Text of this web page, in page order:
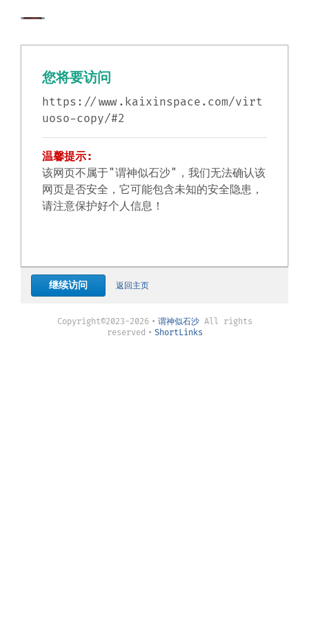
您将要访问
https://www.kaixinspace.com/virt
uoso-copy/#2
温馨提示:
该网页不属于"谓神似石沙"，我们无法确认该
网页是否安全，它可能包含未知的安全隐患，
请注意保护好个人信息！
继续访问 返回主页
Copyright©2023-2026 • 谓神似石沙All rights
reserved • ShortLinks